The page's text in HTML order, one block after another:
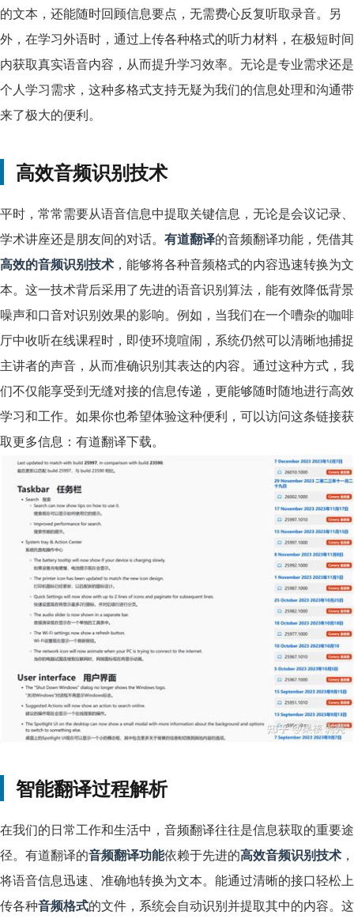
的文本，还能随时回顾信息要点，无需费心反复听取录音。另
外，在学习外语时，通过上传各种格式的听力材料，在极短时间
内获取真实语音内容，从而提升学习效率。无论是专业需求还是
个人学习需求，这种多格式支持无疑为我们的信息处理和沟通带
来了极大的便利。
高效音频识别技术
平时，常常需要从语音信息中提取关键信息，无论是会议记录、
学术讲座还是朋友间的对话。 有道翻译的音频翻译功能，凭借其
高效的音频识别技术 ，能够将各种音频格式的内容迅速转换为文
本。这一技术背后采用了先进的语音识别算法，能有效降低背景
噪声和口音对识别效果的影响。例如，当我们在一个嘈杂的咖啡
厅中收听在线课程时，即使环境喧闹，系统仍然可以清晰地捕捉
主讲者的声音，从而准确识别其表达的内容。通过这种方式，我
们不仅能享受到无缝对接的信息传递，更能够随时随地进行高效
学习和工作。如果你也希望体验这种便利，可以访问这条链接获
取更多信息：有道翻译下载。
智能翻译过程解析
在我们的日常工作和生活中，音频翻译往往是信息获取的重要途
径。有道翻译的音频翻译功能依赖于先进的高效音频识别技术 ，
将语音信息迅速、准确地转换为文本。能通过清晰的接口轻松上
传各种音频格式的文件，系统会自动识别并提取其中的内容。这